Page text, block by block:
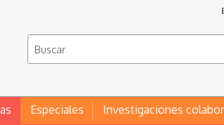
Especiales Investigaciones